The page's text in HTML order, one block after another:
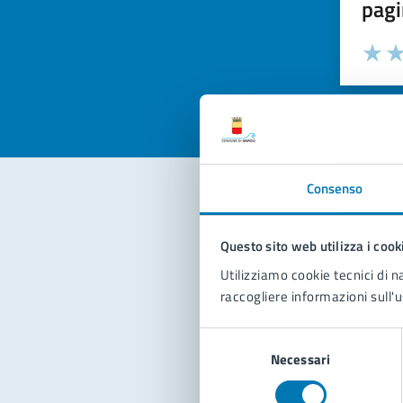
Consenso
Questo sito web utilizza i
Utilizziamo cookie tecnici di
raccogliere informazioni
Necessari
Valuta